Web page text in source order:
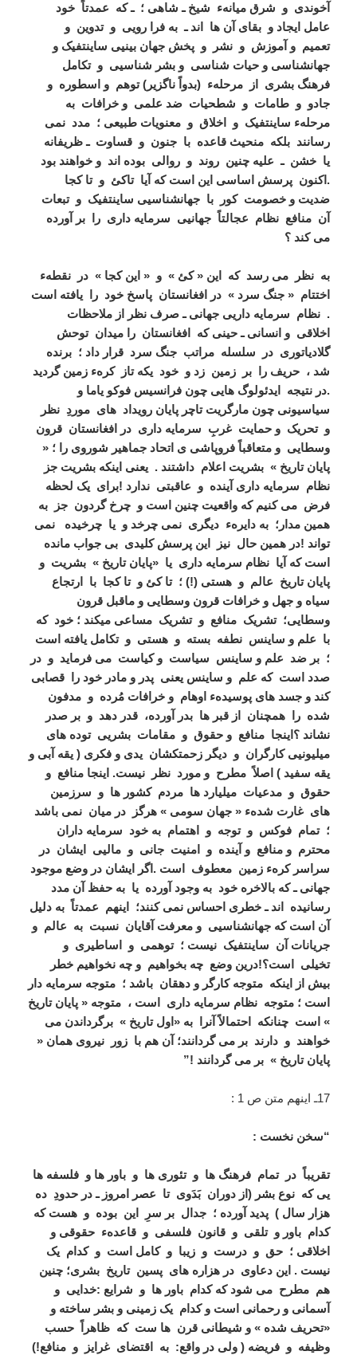
آخوندی و شرق میانهء شیخ ـ شاهی ؛ ـ که عمدتاً خود
عامل ایجاد و بقای آن ها اند ـ به فرا رویی و تدوین و
تعمیم و آموزش و نشر و پخش جهان بینیی ساینتفیک و
جهانشناسی و حیات شناسی و بشر شناسیی و تکامل
فرهنگ بشری از مرحلهء (بدواً ناگزیر) توهم و اسطوره و
جادو و طامات و شطحیات ضد علمی و خرافات به
مرحلهء ساینتفیک و اخلاق و معنویات طبیعی ؛ مدد نمی
رسانند بلکه منحیث قاعده با جنون و قساوت ـ ظریفانه
یا خشن ـ علیه چنین روند و روالی بوده اند و خواهند بود
. اکنون پرسش اساسی این است که آیا تاکئ و تا کجا
ضدیت و خصومت کور با جهانشناسیی ساینتفیک و تبعات
آن منافع نظام عجالتاً جهانیی سرمایه داری را بر آورده
می کند ؟
به نظر می رسد که این « کئ » و « این کجا » در نقطهء
اختتام « جنگ سرد » در افغانستان پاسخ خود را یافته است
. نظام سرمایه داریی جهانی ـ صرف نظر از ملاحظات
اخلاقی و انسانی ـ حینی که افغانستان را میدان توحش
گلادیاتوری در سلسله مراتب جنگ سرد قرار داد ؛ برنده
شد ، حریف را بر زمین زد و خود یکه تاز کرهء زمین گردید
.در نتیجه ایدئولوگ هایی چون فرانسیس فوکو یاما و
سیاسیونی چون مارگریت تاچر پایان رویداد های موردِ نظر
و تحریک و حمایت غربِ سرمایه داری در افغانستان قرون
وسطایی و متعاقباً فروپاشی ی اتحاد جماهیر شوروی را ؛ «
پایان تاریخ » بشریت اعلام داشتند . یعنی اینکه بشریت جز
نظام سرمایه داری آینده و عاقبتی ندارد !برای یک لحظه
فرض می کنیم که واقعیت چنین است و چرخ گردون جز به
همین مدار؛ به دایرهء دیگری نمی چرخد و یا چرخیده نمی
تواند !در همین حال نیز این پرسش کلیدی بی جواب مانده
است که آیا نظام سرمایه داری یا «پایان تاریخ » بشریت و
پایان تاریخ عالم و هستی (!) ؛ تا کئ و تا کجا با ارتجاع
سیاه و جهل و خرافات قرون وسطایی و ماقبل قرون
وسطایی؛ تشریک منافع و تشریک مساعی میکند ؛ خود که
با علم و ساینس نطفه بسته و هستی و تکامل یافته است
؛ بر ضد علم و ساینس سیاست و کیاست می فرماید و در
صدد است که علم و ساینس یعنی پدر و مادر خود را قصابی
کند و جسد های پوسیدهء اوهام و خرافات مُرده و مدفون
شده را همچنان از قبر ها بدر آورده، قدر دهد و بر صدر
نشاند ؟ اینجا منافع و حقوق و مقامات بشریی توده های
میلیونیی کارگران و دیگر زحمتکشان یدی و فکری ( یقه آبی و
یقه سفید ) اصلاً مطرح و مورد نظر نیست. اینجا منافع و
حقوق و مدعیات میلیارد ها مردم کشور ها و سرزمین
های غارت شدهء « جهان سومی » هرگز در میان نمی باشد
؛ تمام فوکس و توجه و اهتمام به خود سرمایه داران
محترم و منافع و آینده و امنیت جانی و مالیی ایشان در
سراسر کرهء زمین معطوف است . اگر ایشان در وضع موجود
جهانی ـ که بالاخره خود به وجود آورده یا به حفظ آن مدد
رسانیده اند ـ خطری احساس نمی کنند؛ اینهم عمدتاً به دلیل
آن است که جهانشناسیی و معرفت آقایان نسبت به عالم و
جریانات آن ساینتفیک نیست ؛ توهمی و اساطیری و
تخیلی است؟!درین وضع چه بخواهیم و چه نخواهیم خطر
بیش از اینکه متوجه کارگر و دهقان باشد ؛ متوجه سرمایه دار
است ؛ متوجه نظام سرمایه داری است ، متوجه « پایان تاریخ
» است چنانکه احتمالاً آنرا به «اول تاریخ » برگرداندن می
خواهند و دارند بر می گردانند؛ آن هم با زور نیروی همان «
پایان تاریخ » بر می گردانند !”
17ـ اینهم متن ص 1 :
“سخن نخست :
تقریباً در تمام فرهنگ ها و تئوری ها و باور ها و فلسفه ها
یی که نوع بشر (از دوران بَدَوی تا عصر امروز ـ در حدودِ ده
هزار سال ) پدید آورده ؛ جدال بر سرِ این بوده و هست که
کدام باور و تلقی و قانون فلسفی و قاعدهء حقوقی و
اخلاقی ؛ حق و درست و زیبا و کامل است و کدام یک
نیست . این دعاوی در هزاره های پسین تاریخ بشری؛ چنین
هم مطرح می شود که کدام باور ها و شرایع :خدایی و
آسمانی و رحمانی است و کدام یک زمینی و بشر ساخته و
«تحریف شده » و شیطانیقرن ها ست که ظاهراً حسب
وظیفه و فریضه ( ولی در واقع: به اقتضای غرایز و منافع!)